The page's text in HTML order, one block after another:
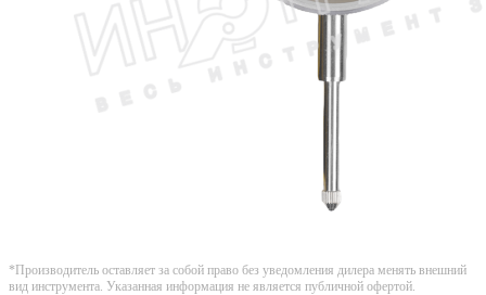
*Производитель оставляет за собой право без уведомления дилера менять внешний
вид инструмента. Указанная информация не является публичной офертой.